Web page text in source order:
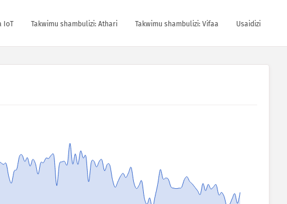
IoT Takwimu shambulizi: Athari Takwimu shambulizi: Vifaa Usaidizi